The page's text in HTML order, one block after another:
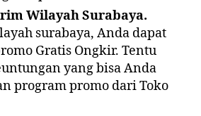
Wilayah Surabaya.
surabaya, Anda dapat
Gratis Ongkir. Tentu
yang bisa Anda
program promo dari Toko